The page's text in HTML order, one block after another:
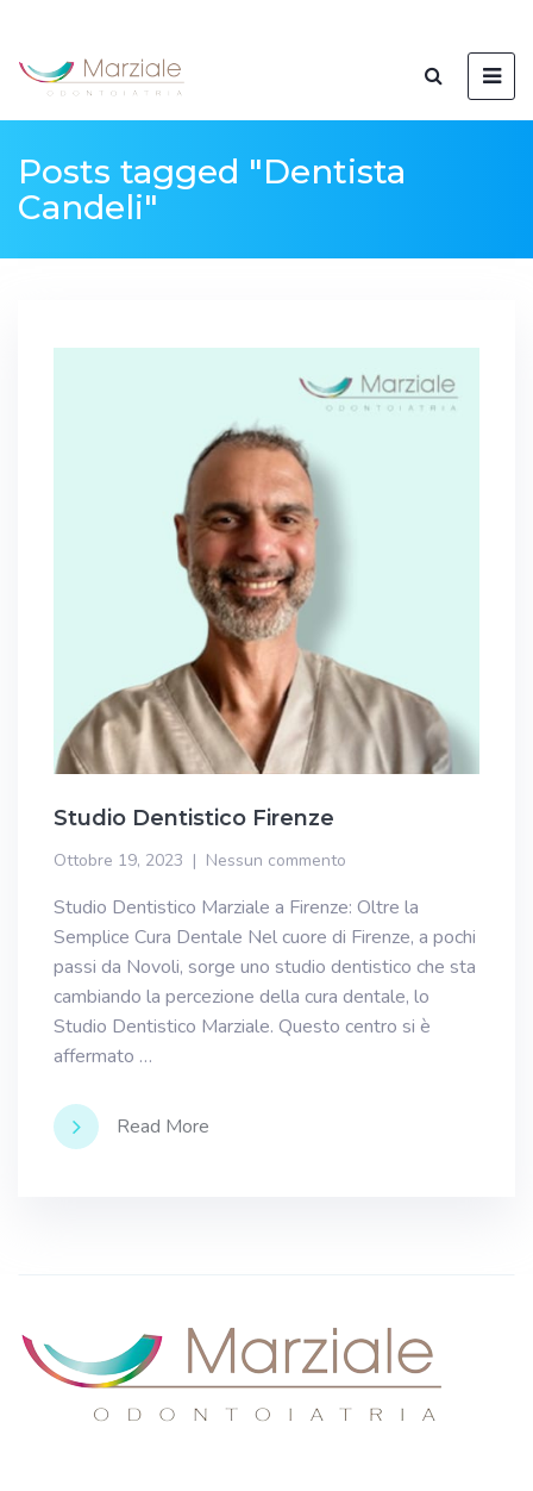
Posts tagged "Dentista
Candeli"
Studio Dentistico Firenze
Ottobre 19, 2023 Nessun commento
Studio Dentistico Marziale a Firenze: Oltre la
Semplice Cura Dentale Nel cuore di Firenze, a pochi
passi da Novoli, sorge uno studio dentistico che sta
cambiando la percezione della cura dentale, lo
Studio Dentistico Marziale. Questo centro si è
affermato …
Read More